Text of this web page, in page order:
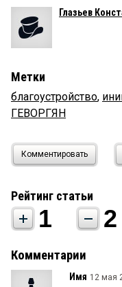
Глазьев
Метки
благоустройство,
ГЕВОРГЯН
Комментировать
Рейтинг статьи
1 2
Комментарии
Имя 12 мая